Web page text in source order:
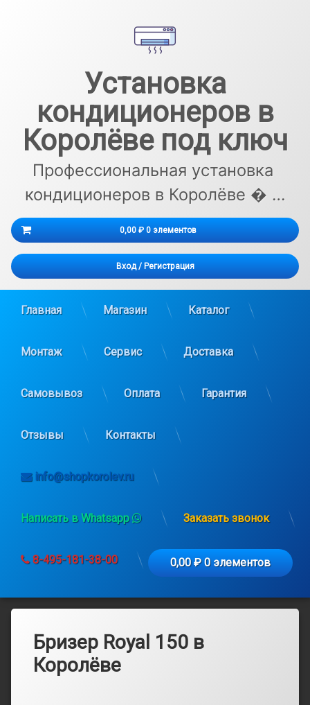
Установка
кондиционеров в
Королёве под ключ
Профессиональная установка
кондиционеров в Королёве � …
0,00 ₽ 0 элементов
Корзина пуста.
Вход/Регистрация
Главная Магазин Каталог
Монтаж Сервис Доставка
Самовывоз Оплата Гарантия
Отзывы Контакты
info@shopkorolev.ru
Написать в Whatsapp Заказать звонок
8-495-181-38-00 0,00 ₽0 элементов
Бризер Royal 150 в
Королёве